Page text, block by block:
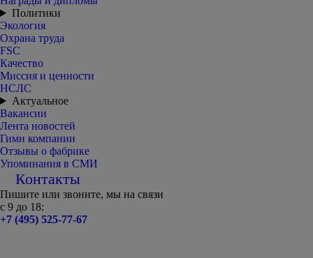
Политики
Экология
Охрана труда
FSC
Качество
Миссия и ценности
НСЛС
Актуальное
Вакансии
Лента новостей
Гимн компании
Отзывы о фабрике
Упоминания в СМИ
Контакты
Пишите или звоните, мы на связи
с 9 до 18:
+7 (495) 525-77-67